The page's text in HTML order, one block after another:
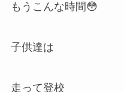
もうこんな時間😳
子供達は
走って登校